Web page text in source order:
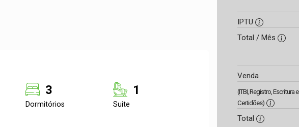
3
Dormitórios
1
Suite
IPTU
Total / Mês
Venda
(ITBI, Registro, Escritura e
Certidões)
Total